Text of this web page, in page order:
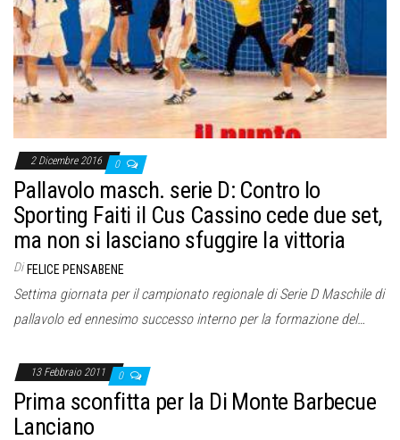
2 Dicembre 2016 0
Pallavolo masch. serie D: Contro lo
Sporting Faiti il Cus Cassino cede due set,
ma non si lasciano sfuggire la vittoria
Di FELICE PENSABENE
Settima giornata per il campionato regionale di Serie D Maschile di
pallavolo ed ennesimo successo interno per la formazione del…
13 Febbraio 2011 0
Prima sconfitta per la Di Monte Barbecue
Lanciano